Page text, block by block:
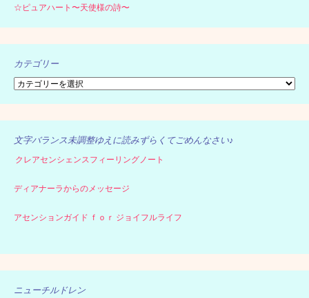
☆ピュアハート〜天使様の詩〜
カテゴリー
カ
ゴ
リ
文字バランス未調整ゆえに読みずらくてごめんなさい♪
クレアセンシェンスフィーリングノート
ディアナーラからのメッセージ
アセンションガイド ｆｏｒ ジョイフルライフ
ニューチルドレン